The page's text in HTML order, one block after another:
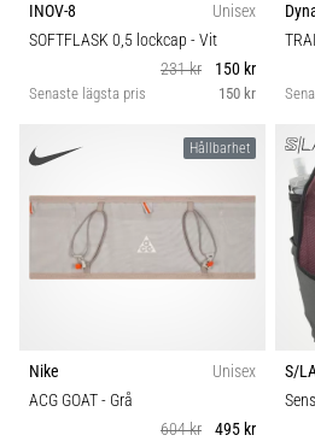
INOV-8
Unisex
SOFTFLASK 0,5 lockcap - Vit
231 kr
150 kr
Senaste lägsta pris 150 kr
Hållbarhet
Nike
Unisex
ACG GOAT- Grå
604 kr
495 kr
S/